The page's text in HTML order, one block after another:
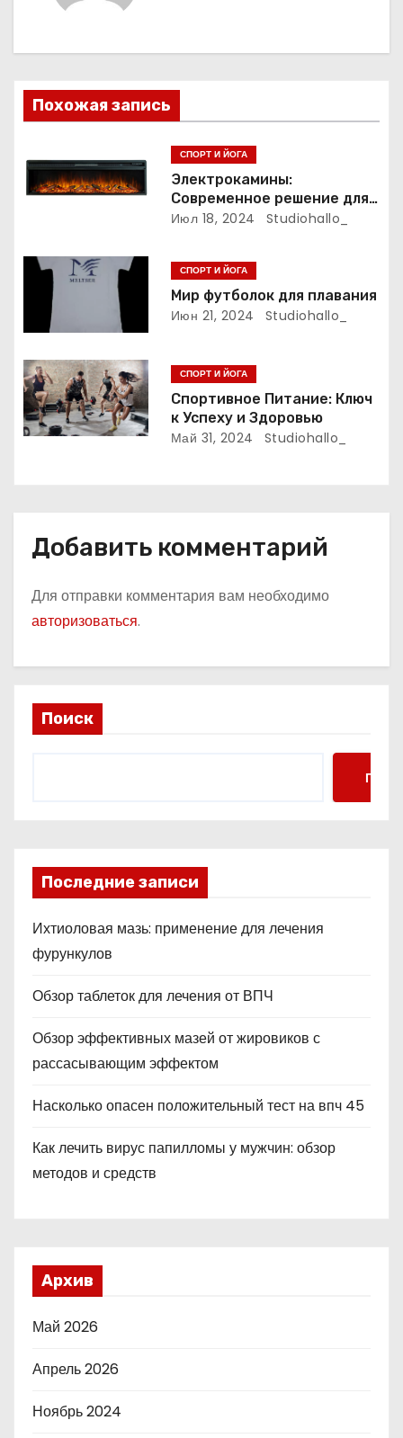
ц
и
я
п
о
а
с
я
Похожая запись
СПОРТ И ЙОГА
Электрокамины:
Современное решение для
уюта и тепла
Июл 18, 2024 Studiohallo_
СПОРТ И ЙОГА
Мир футболок для плавания
Июн 21, 2024 Studiohallo_
СПОРТ И ЙОГА
Спортивное Питание: Ключ
к Успеху и Здоровью
Май 31, 2024 Studiohallo_
Добавить комментарий
Для отправки комментария вам необходимо
авторизоваться.
Поиск
Поиск
Последние записи
Ихтиоловая мазь: применение для лечения
фурункулов
Обзор таблеток для лечения от ВПЧ
Обзор эффективных мазей от жировиков с
рассасывающим эффектом
Насколько опасен положительный тест на впч 45
Как лечить вирус папилломы у мужчин: обзор
методов и средств
Архив
Май 2026
Апрель 2026
Ноябрь 2024